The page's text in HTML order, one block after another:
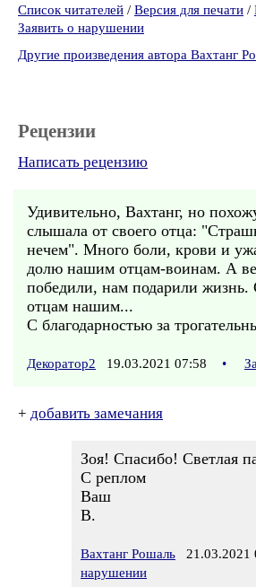
Список читателей / Версия для печати /
Заявить о нарушении
Другие произведения автора Вахтанг
Рецензии
Написать рецензию
Удивительно, Вахтанг, но
слышала от своего отца:
нечем". Много боли, крови и
долю нашим отцам-воинам. А
победили, нам подарили жизнь.
отцам нашим...
С благодарностью за
Декоратор2 19.03.2021 07:58 •
+ добавить замечания
Зоя! Спасибо! Светлая
С реплом
Ваш
В.
Вахтанг Рошаль 21.03.2021
нарушении